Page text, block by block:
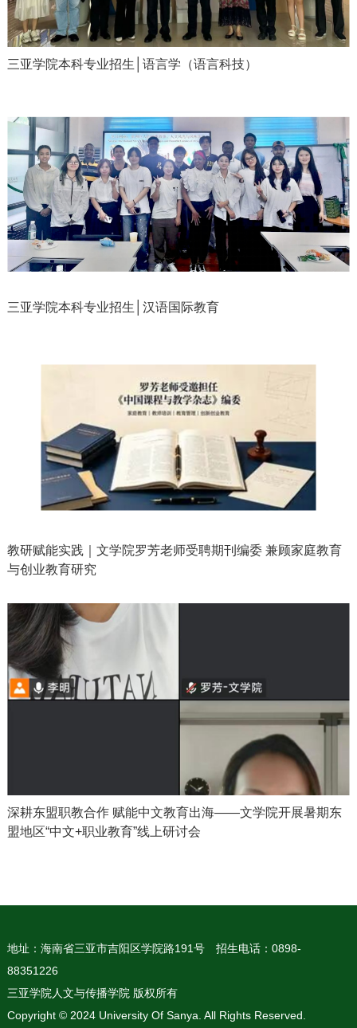
三亚学院本科专业招生│语言学（语言科技）
三亚学院本科专业招生│汉语国际教育
教研赋能实践｜文学院罗芳老师受聘期刊编委 兼顾家庭教育
与创业教育研究
深耕东盟职教合作 赋能中文教育出海——文学院开展暑期东
盟地区“中文+职业教育”线上研讨会
地址：海南省三亚市吉阳区学院路191号
招生电话：0898-
88351226
三亚学院人文与传播学院 版权所有
Copyright © 2024 University Of Sanya. All Rights Reserved.